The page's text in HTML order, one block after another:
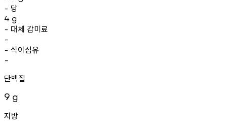
- 당
4 g
- 대체 감미료
-
- 식이섬유
-
단백질
9 g
지방